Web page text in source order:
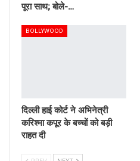
पूरा साथ; बोले-…
BOLLYWOOD
दिल्ली हाई कोर्ट ने अभिनेत्री
करिश्मा कपूर के बच्चों को बड़ी
राहत दी